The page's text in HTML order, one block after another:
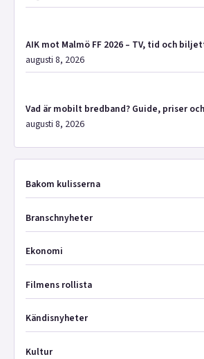
AIK mot Malmö FF 2026 – TV, tid och
augusti 8, 2026
Vad är mobilt bredband? Guide, priser
augusti 8, 2026
Bakom kulisserna
Branschnyheter
Ekonomi
Filmens rollista
Kändisnyheter
Kultur